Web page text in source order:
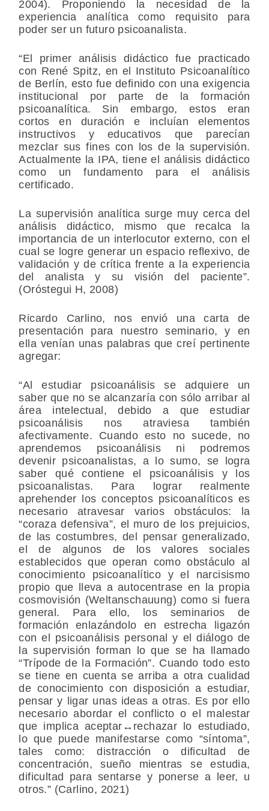
2004). Proponiendo la necesidad de la
experiencia analítica como requisito para
poder ser un futuro psicoanalista.
“El primer análisis didáctico fue practicado
con René Spitz, en el Instituto Psicoanalítico
de Berlín, esto fue definido con una exigencia
institucional por parte de la formación
psicoanalítica. Sin embargo, estos eran
cortos en duración e incluían elementos
instructivos y educativos que parecían
mezclar sus fines con los de la supervisión.
Actualmente la IPA, tiene el análisis didáctico
como un fundamento para el análisis
certificado.
La supervisión analítica surge muy cerca del
análisis didáctico, mismo que recalca la
importancia de un interlocutor externo, con el
cual se logre generar un espacio reflexivo, de
validación y de crítica frente a la experiencia
del analista y su visión del paciente”.
(Oróstegui H, 2008)
Ricardo Carlino, nos envió una carta de
presentación para nuestro seminario, y en
ella venían unas palabras que creí pertinente
agregar:
“Al estudiar psicoanálisis se adquiere un
saber que no se alcanzaría con sólo arribar al
área intelectual, debido a que estudiar
psicoanálisis nos atraviesa también
afectivamente. Cuando esto no sucede, no
aprendemos psicoanálisis ni podremos
devenir psicoanalistas, a lo sumo, se logra
saber qué contiene el psicoanálisis y los
psicoanalistas. Para lograr realmente
aprehender los conceptos psicoanalíticos es
necesario atravesar varios obstáculos: la
“coraza defensiva”, el muro de los prejuicios,
de las costumbres, del pensar generalizado,
el de algunos de los valores sociales
establecidos que operan como obstáculo al
conocimiento psicoanalítico y el narcisismo
propio que lleva a autocentrase en la propia
cosmovisión (Weltanschauung) como si fuera
general. Para ello, los seminarios de
formación enlazándolo en estrecha ligazón
con el psicoanálisis personal y el diálogo de
la supervisión forman lo que se ha llamado
“Trípode de la Formación”. Cuando todo esto
se tiene en cuenta se arriba a otra cualidad
de conocimiento con disposición a estudiar,
pensar y ligar unas ideas a otras. Es por ello
necesario abordar el conflicto o el malestar
que implica aceptar↔rechazar lo estudiado,
lo que puede manifestarse como “síntoma”,
tales como: distracción o dificultad de
concentración, sueño mientras se estudia,
dificultad para sentarse y ponerse a leer, u
otros.” (Carlino, 2021)